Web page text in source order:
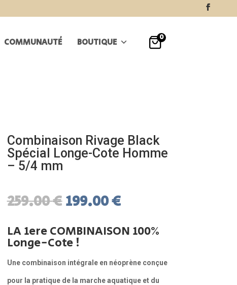
COMMUNAUTÉ BOUTIQUE 0
Combinaison Rivage Black
Spécial Longe-Cote Homme
– 5/4 mm
259.00€Le
initial
était :
259.00 €.
199.00€Le
actuel
est :
199.00 €.
LA 1ere COMBINAISON 100%
Longe-Cote !
Une combinaison intégrale en néoprène conçue
pour la pratique de la marche aquatique et du